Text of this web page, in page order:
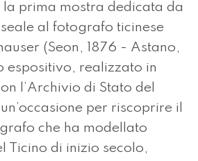
la prima mostra dedicata da
al fotografo ticinese
(Seon, 1876 - Astano,
espositivo, realizzato in
l’Archivio di Stato del
per riscoprire il
che ha modellato
Ticino di inizio secolo,